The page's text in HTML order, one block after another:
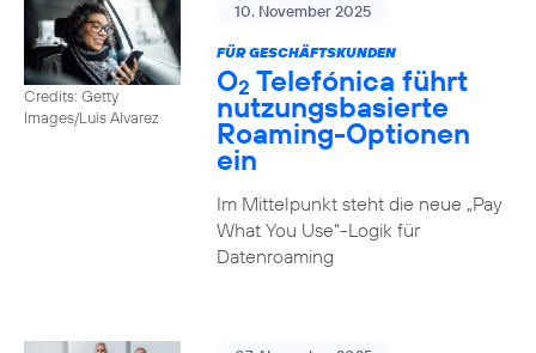
Credits: Getty
Images/Luis Alvarez
10. November 2025
FÜR GESCHÄFTSKUNDEN
O2 Telefónica führt
nutzungs­basierte
Roaming-Optionen
ein
Im Mittelpunkt steht die neue „Pay
What You Use“-Logik für
Datenroaming